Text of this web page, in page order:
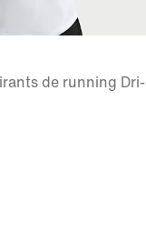
de running Dri-